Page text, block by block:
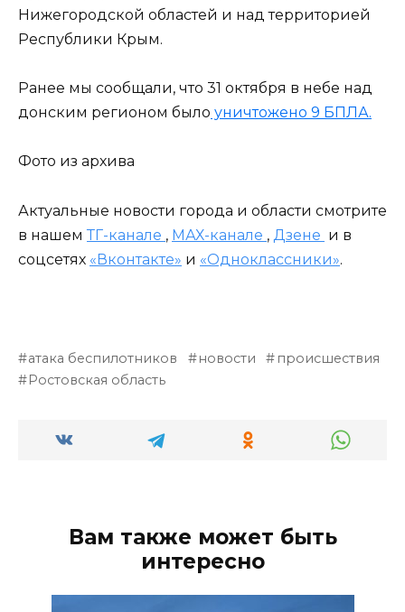
Нижегородской областей и над территорией
Республики Крым.
Ранее мы сообщали, что 31 октября в небе над
донским регионом было уничтожено 9 БПЛА.
Фото из архива
Актуальные новости города и области смотрите
в нашем ТГ-канале , МАХ-канале , Дзене и в
соцсетях «Вконтакте» и «Одноклассники».
атака беспилотников новости
происшествия
Ростовская область
Вам также может быть
интересно